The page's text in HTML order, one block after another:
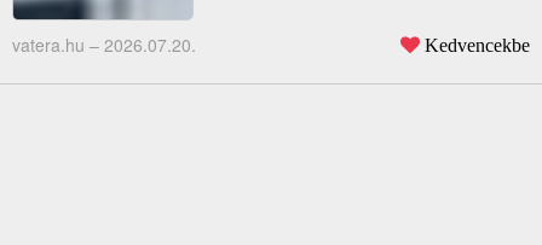
vatera.hu – 2026.07.20. Kedvencekbe